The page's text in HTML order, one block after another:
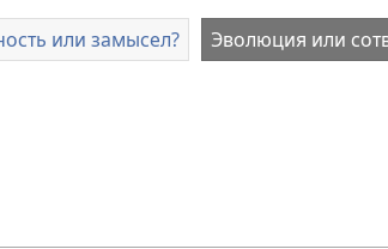
или замысел? Эволюция или